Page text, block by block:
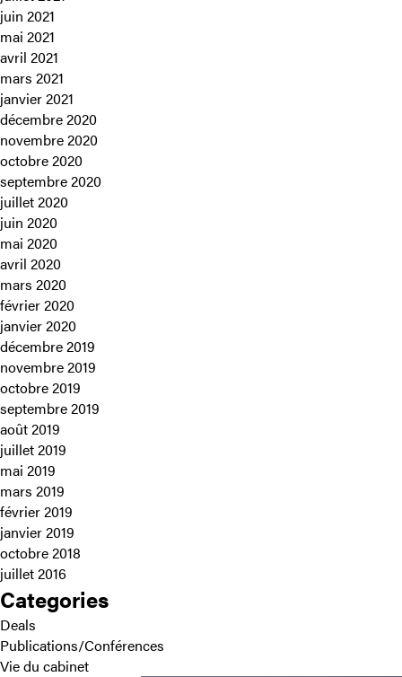
juin 2021
mai 2021
avril 2021
mars 2021
janvier 2021
décembre 2020
novembre 2020
octobre 2020
septembre 2020
juillet 2020
juin 2020
mai 2020
avril 2020
mars 2020
février 2020
janvier 2020
décembre 2019
novembre 2019
octobre 2019
septembre 2019
août 2019
juillet 2019
mai 2019
mars 2019
février 2019
janvier 2019
octobre 2018
juillet 2016
Categories
Deals
Publications/Conférences
Vie du cabinet